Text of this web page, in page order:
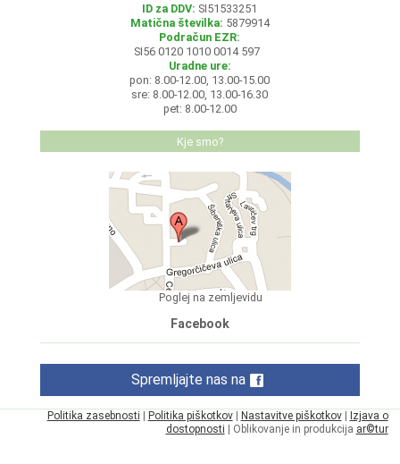
ID za DDV: SI51533251
Matična številka: 5879914
Podračun EZR:
SI56 0120 1010 0014 597
Uradne ure:
pon: 8.00-12.00, 13.00-15.00
sre: 8.00-12.00, 13.00-16.30
pet: 8.00-12.00
Kje smo?
Poglej na zemljevidu
Facebook
Spremljajte nas na
Politika zasebnosti Politika piškotkov| Nastavitve piškotkov|
Izjava o
dostopnosti | Oblikovanje in produkcija ar©tur